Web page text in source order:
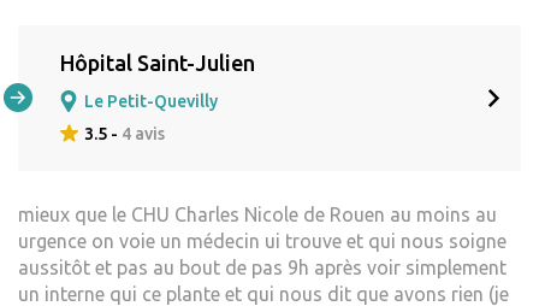
Hôpital Saint-Julien
Le Petit-Quevilly
3.5 - 4 avis
mieux que le CHU Charles Nicole de Rouen au moins au
urgence on voie un médecin ui trouve et qui nous soigne
aussitôt et pas au bout de pas 9h après voir simplement
un interne qui ce plante et qui nous dit que avons rien (je